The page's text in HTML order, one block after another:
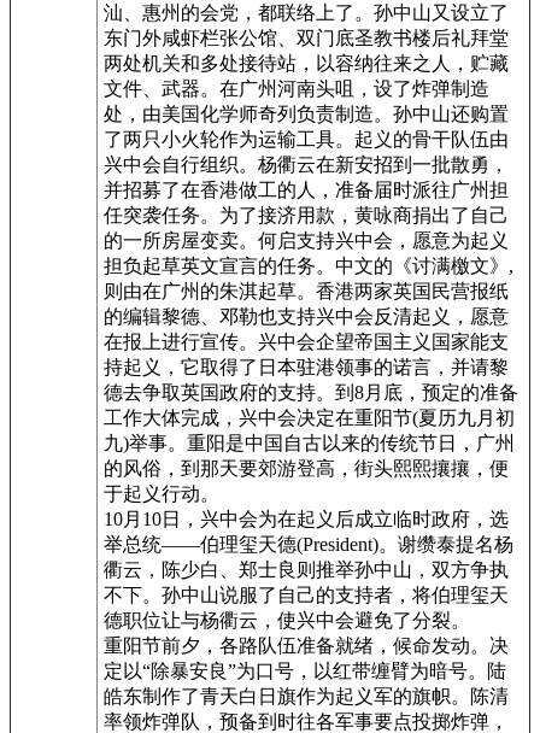
汕、惠州的会党，都联络上了。孙中山又设立了
东门外咸虾栏张公馆、双门底圣教书楼后礼拜堂
两处机关和多处接待站，以容纳往来之人，贮藏
文件、武器。在广州河南头咀，设了炸弹制造
处，由美国化学师奇列负责制造。孙中山还购置
了两只小火轮作为运输工具。起义的骨干队伍由
兴中会自行组织。杨衢云在新安招到一批散勇，
并招募了在香港做工的人，准备届时派往广州担
任突袭任务。为了接济用款，黄咏商捐出了自己
的一所房屋变卖。何启支持兴中会，愿意为起义
担负起草英文宣言的任务。中文的《讨满檄文》,
则由在广州的朱淇起草。香港两家英国民营报纸
的编辑黎德、邓勒也支持兴中会反清起义，愿意
在报上进行宣传。兴中会企望帝国主义国家能支
持起义，它取得了日本驻港领事的诺言，并请黎
德去争取英国政府的支持。到8月底，预定的准备
工作大体完成，兴中会决定在重阳节(夏历九月初
九)举事。重阳是中国自古以来的传统节日，广州
的风俗，到那天要郊游登高，街头熙熙攘攘，便
于起义行动。
10月10日，兴中会为在起义后成立临时政府，选
举总统——伯理玺天德(President)。谢缵泰提名杨
衢云，陈少白、郑士良则推举孙中山，双方争执
不下。孙中山说服了自己的支持者，将伯理玺天
德职位让与杨衢云，使兴中会避免了分裂。
重阳节前夕，各路队伍准备就绪，候命发动。决
定以“除暴安良”为口号，以红带缠臂为暗号。陆
皓东制作了青天白日旗作为起义军的旗帜。陈清
率领炸弹队，预备到时往各军事要点投掷炸弹，